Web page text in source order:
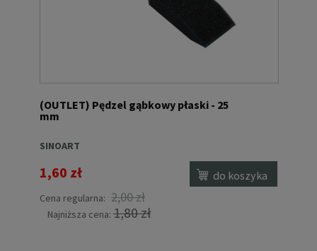
(OUTLET) Pędzel gąbkowy płaski - 25
mm
SINOART
1,60 zł
Cena regularna: 2,00 zł
Najniższa cena: 1,80 zł
do koszyka